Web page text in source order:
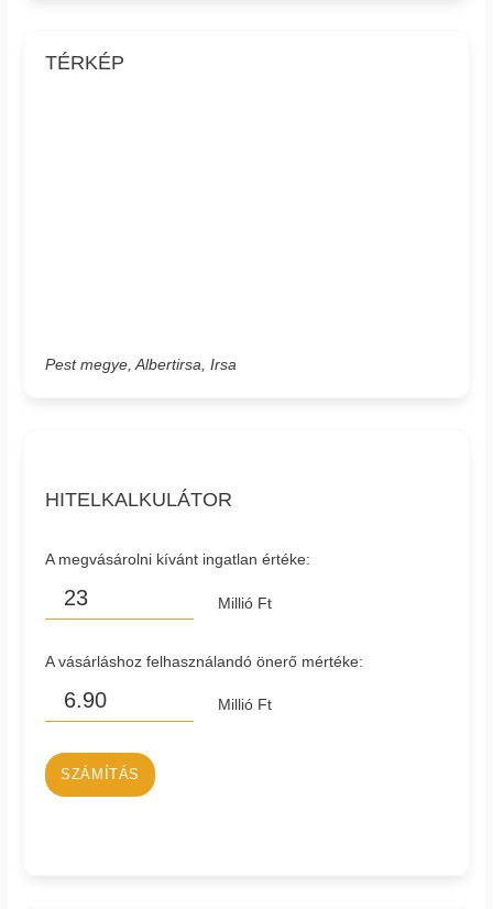
TÉRKÉP
Pest megye, Albertirsa, Irsa
HITELKALKULÁTOR
A megvásárolni kívánt ingatlan értéke:
Millió Ft
A vásárláshoz felhasználandó önerő mértéke:
Millió Ft
SZÁMÍTÁS